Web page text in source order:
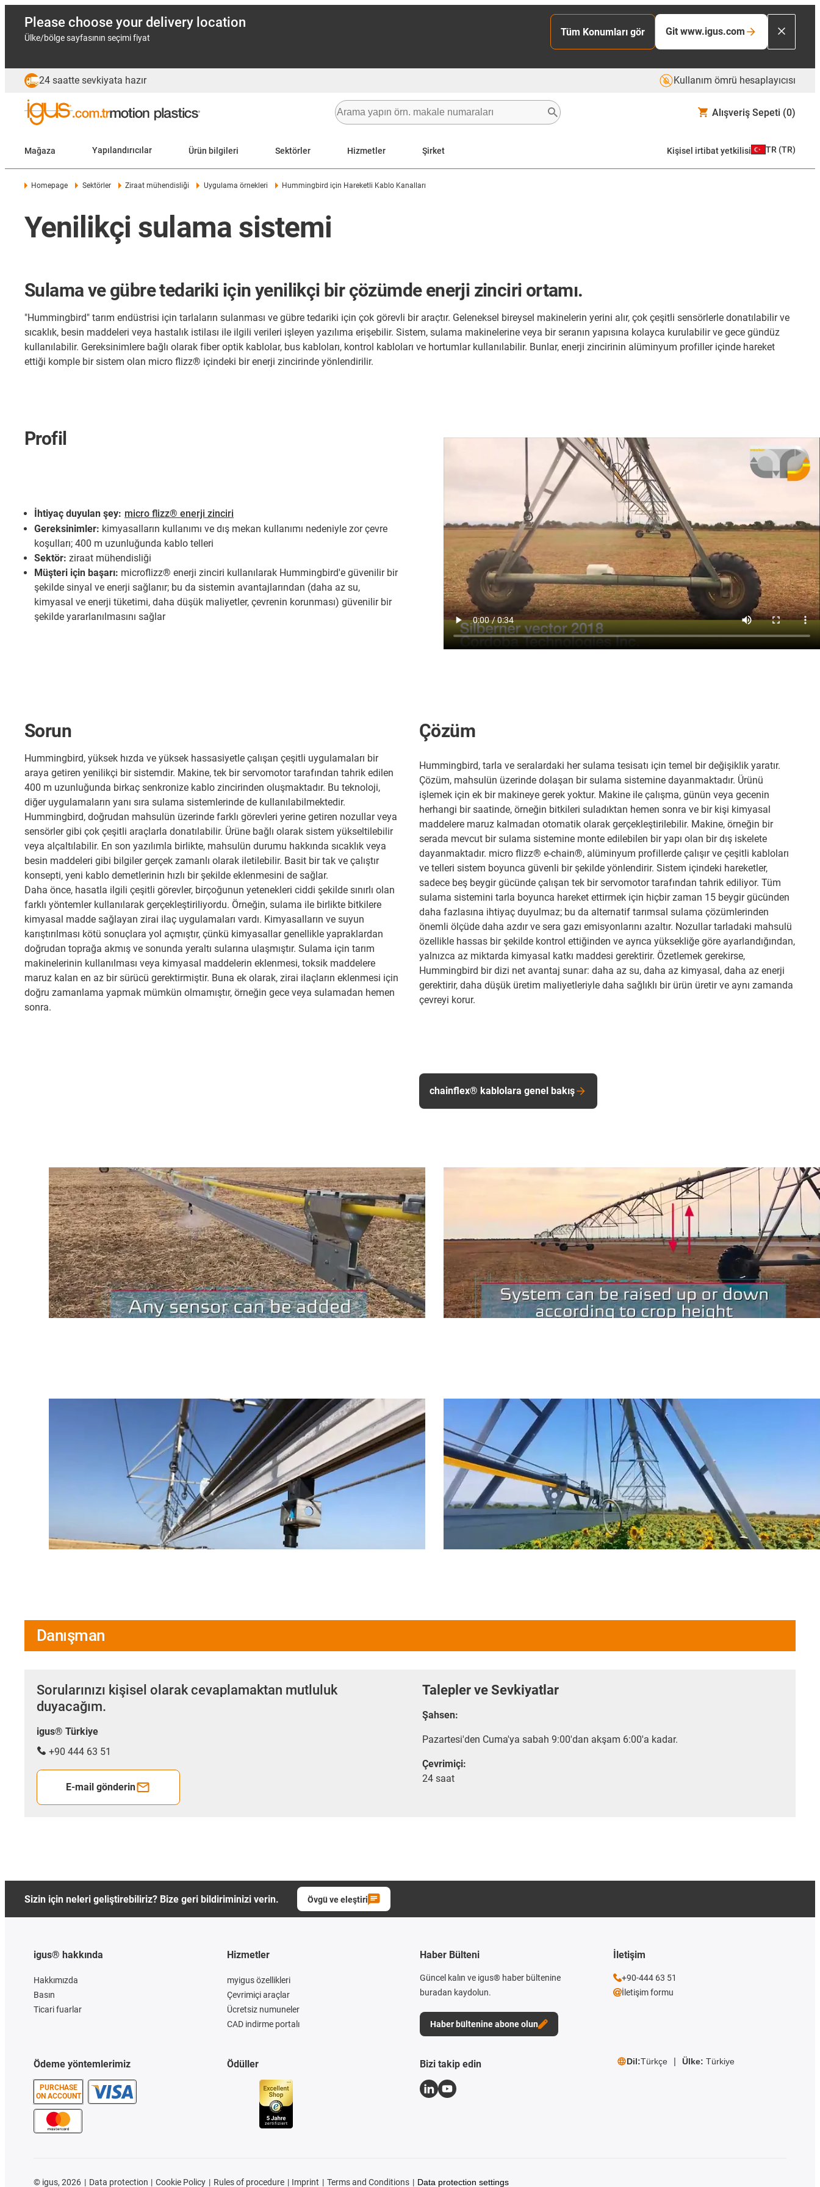
Please choose your delivery location
Ülke/bölge sayfasının seçimi fiyat
Tüm Konumları gör Git www.igus.com
24 saatte sevkiyata hazır Kullanım ömrü hesaplayıcısı
Alışveriş Sepeti (0)
Mağaza Yapılandırıcılar Ürün bilgileri Sektörler Hizmetler Şirket Kişisel irtibat yetkilisi TR (TR)
Homepage Sektörler Ziraat mühendisliği Uygulama örnekleri Hummingbird için Hareketli Kablo Kanalları
Yenilikçi sulama sistemi
Sulama ve gübre tedariki için yenilikçi bir çözümde enerji zinciri ortamı.
"Hummingbird" tarım endüstrisi için tarlaların sulanması ve gübre tedariki için çok görevli bir araçtır. Geleneksel bireysel makinelerin yerini alır, çok çeşitli sensörlerle donatılabilir ve
sıcaklık, besin maddeleri veya hastalık istilası ile ilgili verileri işleyen yazılıma erişebilir. Sistem, sulama makinelerine veya bir seranın yapısına kolayca kurulabilir ve gece gündüz
kullanılabilir. Gereksinimlere bağlı olarak fiber optik kablolar, bus kabloları, kontrol kabloları ve hortumlar kullanılabilir. Bunlar, enerji zincirinin alüminyum profiller içinde hareket
ettiği komple bir sistem olan micro flizz® içindeki bir enerji zincirinde yönlendirilir.
Profil
İhtiyaç duyulan şey: micro flizz® enerji zinciri
Gereksinimler: kimyasalların kullanımı ve dış mekan kullanımı nedeniyle zor çevre
koşulları; 400 m uzunluğunda kablo telleri
Sektör: ziraat mühendisliği
Müşteri için başarı: microflizz® enerji zinciri kullanılarak Hummingbird'e güvenilir bir
şekilde sinyal ve enerji sağlanır; bu da sistemin avantajlarından (daha az su,
kimyasal ve enerji tüketimi, daha düşük maliyetler, çevrenin korunması) güvenilir bir
şekilde yararlanılmasını sağlar
Sorun
Hummingbird, yüksek hızda ve yüksek hassasiyetle çalışan çeşitli uygulamaları bir
araya getiren yenilikçi bir sistemdir. Makine, tek bir servomotor tarafından tahrik edilen
400 m uzunluğunda birkaç senkronize kablo zincirinden oluşmaktadır. Bu teknoloji,
diğer uygulamaların yanı sıra sulama sistemlerinde de kullanılabilmektedir.
Hummingbird, doğrudan mahsulün üzerinde farklı görevleri yerine getiren nozullar veya
sensörler gibi çok çeşitli araçlarla donatılabilir. Ürüne bağlı olarak sistem yükseltilebilir
veya alçaltılabilir. En son yazılımla birlikte, mahsulün durumu hakkında sıcaklık veya
besin maddeleri gibi bilgiler gerçek zamanlı olarak iletilebilir. Basit bir tak ve çalıştır
konsepti, yeni kablo demetlerinin hızlı bir şekilde eklenmesini de sağlar.
Daha önce, hasatla ilgili çeşitli görevler, birçoğunun yetenekleri ciddi şekilde sınırlı olan
farklı yöntemler kullanılarak gerçekleştiriliyordu. Örneğin, sulama ile birlikte bitkilere
kimyasal madde sağlayan zirai ilaç uygulamaları vardı. Kimyasalların ve suyun
karıştırılması kötü sonuçlara yol açmıştır, çünkü kimyasallar genellikle yapraklardan
doğrudan toprağa akmış ve sonunda yeraltı sularına ulaşmıştır. Sulama için tarım
makinelerinin kullanılması veya kimyasal maddelerin eklenmesi, toksik maddelere
maruz kalan en az bir sürücü gerektirmiştir. Buna ek olarak, zirai ilaçların eklenmesi için
doğru zamanlama yapmak mümkün olmamıştır, örneğin gece veya sulamadan hemen
sonra.
Çözüm
Hummingbird, tarla ve seralardaki her sulama tesisatı için temel bir değişiklik yaratır.
Çözüm, mahsulün üzerinde dolaşan bir sulama sistemine dayanmaktadır. Ürünü
işlemek için ek bir makineye gerek yoktur. Makine ile çalışma, günün veya gecenin
herhangi bir saatinde, örneğin bitkileri suladıktan hemen sonra ve bir kişi kimyasal
maddelere maruz kalmadan otomatik olarak gerçekleştirilebilir. Makine, örneğin bir
serada mevcut bir sulama sistemine monte edilebilen bir yapı olan bir dış iskelete
dayanmaktadır. micro flizz® e-chain®, alüminyum profillerde çalışır ve çeşitli kabloları
ve telleri sistem boyunca güvenli bir şekilde yönlendirir. Sistem içindeki hareketler,
sadece beş beygir gücünde çalışan tek bir servomotor tarafından tahrik ediliyor. Tüm
sulama sistemini tarla boyunca hareket ettirmek için hiçbir zaman 15 beygir gücünden
daha fazlasına ihtiyaç duyulmaz; bu da alternatif tarımsal sulama çözümlerinden
önemli ölçüde daha azdır ve sera gazı emisyonlarını azaltır. Nozullar tarladaki mahsulü
özellikle hassas bir şekilde kontrol ettiğinden ve ayrıca yüksekliğe göre ayarlandığından,
yalnızca az miktarda kimyasal katkı maddesi gerektirir. Özetlemek gerekirse,
Hummingbird bir dizi net avantaj sunar: daha az su, daha az kimyasal, daha az enerji
gerektirir, daha düşük üretim maliyetleriyle daha sağlıklı bir ürün üretir ve aynı zamanda
çevreyi korur.
chainflex® kablolara genel bakış
Danışman
Sorularınızı kişisel olarak cevaplamaktan mutluluk
duyacağım.
igus® Türkiye
+90 444 63 51
E-mail gönderin
Talepler ve Sevkiyatlar
Şahsen:
Pazartesi'den Cuma'ya sabah 9:00'dan akşam 6:00'a kadar.
Çevrimiçi:
24 saat
Sizin için neleri geliştirebiliriz? Bize geri bildiriminizi verin. Övgü ve eleştiri
igus® hakkında
Hakkımızda
Basın
Ticari fuarlar
Ödeme yöntemlerimiz
PURCHASE
ON ACCOUNT
Hizmetler
myigus özellikleri
Çevrimiçi araçlar
Ücretsiz numuneler
CAD indirme portalı
Ödüller
Haber Bülteni
Güncel kalın ve igus® haber bültenine
buradan kaydolun.
Haber bültenine abone olun
İletişim
+90-444 63 51
İletişim formu
Bizi takip edin Dil:Türkçe Ülke: Türkiye
© igus, 2026 Data protection Cookie Policy Rules of procedure Imprint Terms and Conditions Data protection settings